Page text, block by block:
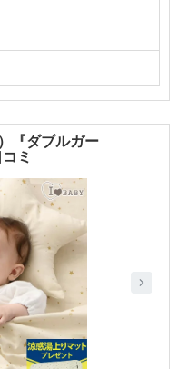
『ダブルガー
ミ